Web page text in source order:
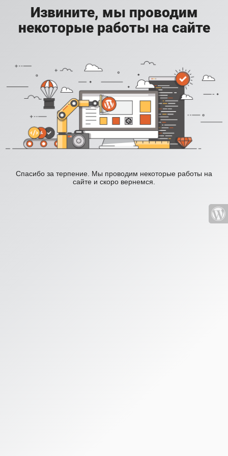
Извините, мы проводим
некоторые работы на сайте
Спасибо за терпение. Мы проводим некоторые работы на
сайте и скоро вернемся.